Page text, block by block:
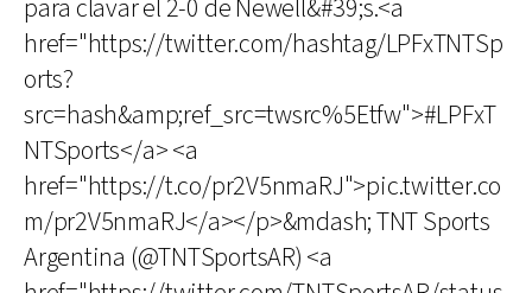
para clavar el 2-0 de Newell&#39;s.<a
href="https://twitter.com/hashtag/LPFxTNTSp
orts?
src=hash&amp;ref_src=twsrc%5Etfw">#LPFxT
NTSports</a> <a
href="https://t.co/pr2V5nmaRJ">pic.twitter.co
m/pr2V5nmaRJ</a></p>&mdash; TNT Sports
Argentina (@TNTSportsAR) <a